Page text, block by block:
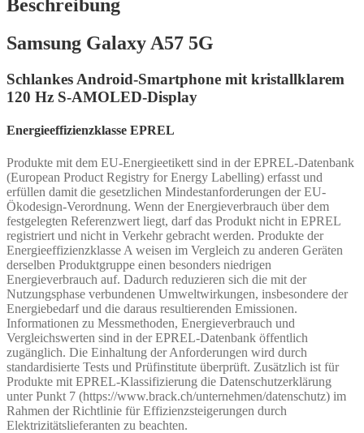
Beschreibung
Samsung Galaxy A57 5G
Schlankes Android-Smartphone mit kristallklarem
120 Hz S-AMOLED-Display
Energieeffizienzklasse EPREL
Produkte mit dem EU-Energieetikett sind in der EPREL-Datenbank
(European Product Registry for Energy Labelling) erfasst und
erfüllen damit die gesetzlichen Mindestanforderungen der EU-
Ökodesign-Verordnung. Wenn der Energieverbrauch über dem
festgelegten Referenzwert liegt, darf das Produkt nicht in EPREL
registriert und nicht in Verkehr gebracht werden. Produkte der
Energieeffizienzklasse A weisen im Vergleich zu anderen Geräten
derselben Produktgruppe einen besonders niedrigen
Energieverbrauch auf. Dadurch reduzieren sich die mit der
Nutzungsphase verbundenen Umweltwirkungen, insbesondere der
Energiebedarf und die daraus resultierenden Emissionen.
Informationen zu Messmethoden, Energieverbrauch und
Vergleichswerten sind in der EPREL-Datenbank öffentlich
zugänglich. Die Einhaltung der Anforderungen wird durch
standardisierte Tests und Prüfinstitute überprüft. Zusätzlich ist für
Produkte mit EPREL-Klassifizierung die Datenschutzerklärung
unter Punkt 7 (https://www.brack.ch/unternehmen/datenschutz) im
Rahmen der Richtlinie für Effizienzsteigerungen durch
Elektrizitätslieferanten zu beachten.